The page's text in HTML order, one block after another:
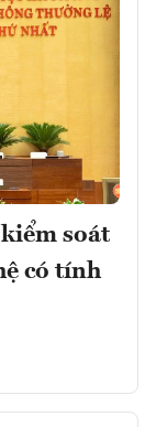
soát
có tính